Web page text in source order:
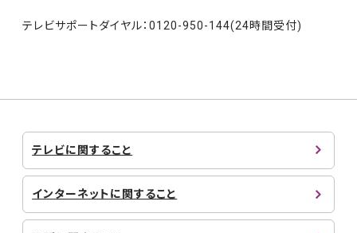
テレビサポートダイヤル：0120-950-144(24時間受付)
テレビに関すること
インターネットに関すること